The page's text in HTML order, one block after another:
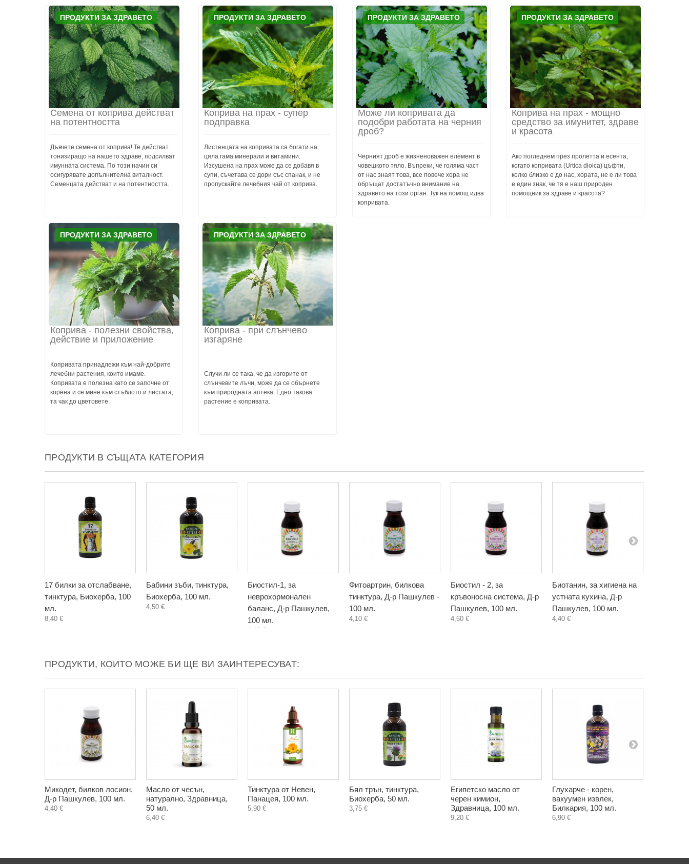
ПРОДУКТИ ЗА ЗДРАВЕТО
Семена от коприва действат
на потентността
Дъвчете семена от коприва! Те действат
тонизиращо на нашето здраве, подсилват
имунната система. По този начин си
осигурявате допълнителна виталност.
Семенцата действат и на потентността.
ПРОДУКТИ ЗА ЗДРАВЕТО
Коприва на прах - супер
подправка
Листенцата на копривата са богати на
цяла гама минерали и витамини.
Изсушена на прах може да се добавя в
супи, съчетава се дори със спанак, и не
пропускайте лечебния чай от коприва.
ПРОДУКТИ ЗА ЗДРАВЕТО
Може ли копривата да
подобри работата на черния
дроб?
Черният дроб е жизненоважен елемент в
човешкото тяло. Въпреки, че голяма част
от нас знаят това, все повече хора не
обръщат достатъчно внимание на
здравето на този орган. Тук на помощ идва
копривата.
ПРОДУКТИ ЗА ЗДРАВЕТО
Коприва на прах - мощно
средство за имунитет, здраве
и красота
Ако погледнем през пролетта и есента,
когато копривата (Urtica dioica) цъфти,
колко близко е до нас, хората, не е ли това
е един знак, че тя е наш природен
помощник за здраве и красота?
ПРОДУКТИ ЗА ЗДРАВЕТО
Коприва - полезни свойства,
действие и приложение
Копривата принадлежи към най-добрите
лечебни растения, които имаме.
Копривата е полезна като се започне от
корена и се мине към стъблото и листата,
та чак до цветовете.
ПРОДУКТИ ЗА ЗДРАВЕТО
Коприва - при слънчево
изгаряне
Случи ли се така, че да изгорите от
слънчевите лъчи, може да се обърнете
към природната аптека. Едно такова
растение е копривата.
ПРОДУКТИ В СЪЩАТА КАТЕГОРИЯ
17 билки за отслабване,
тинктура, Биохерба, 100
мл.
8,40 €
Бабини зъби, тинктура,
Биохерба, 100 мл.
4,50 €
Биостил-1, за
неврохормонален
баланс, Д-р Пашкулев,
100 мл.
4,10 €
Фитоартрин, билкова
тинктура, Д-р Пашкулев -
100 мл.
4,10 €
Биостил - 2, за
кръвоносна система, Д-р
Пашкулев, 100 мл.
4,60 €
Биотанин, за хигиена на
устната кухина, Д-р
Пашкулев, 100 мл.
4,40 €
ПРОДУКТИ, КОИТО МОЖЕ БИ ЩЕ ВИ ЗАИНТЕРЕСУВАТ:
Микодет, билков лосион,
Д-р Пашкулев, 100 мл.
4,40 €
Масло от чесън,
натурално, Здравница,
50 мл.
6,40 €
Тинктура от Невен,
Панацея, 100 мл.
5,90 €
Бял трън, тинктура,
Биохерба, 50 мл.
3,75 €
Египетско масло от
черен кимион,
Здравница, 100 мл.
9,20 €
Глухарче - корен,
вакуумен извлек,
Билкария, 100 мл.
6,90 €